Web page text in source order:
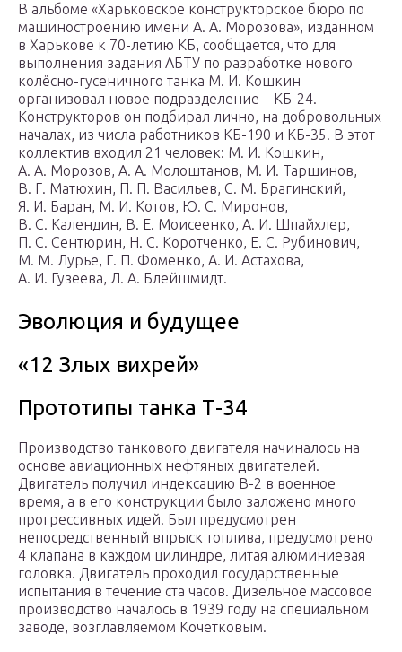
В альбоме «Харьковское конструкторское бюро по
машиностроению имени А. А. Морозова», изданном
в Харькове к 70-летию КБ, сообщается, что для
выполнения задания АБТУ по разработке нового
колёсно-гусеничного танка М. И. Кошкин
организовал новое подразделение – КБ-24.
Конструкторов он подбирал лично, на добровольных
началах, из числа работников КБ-190 и КБ-35. В этот
коллектив входил 21 человек: М. И. Кошкин,
А. А. Морозов, А. А. Молоштанов, М. И. Таршинов,
В. Г. Матюхин, П. П. Васильев, С. М. Брагинский,
Я. И. Баран, М. И. Котов, Ю. С. Миронов,
В. С. Календин, В. Е. Моисеенко, А. И. Шпайхлер,
П. С. Сентюрин, Н. С. Коротченко, Е. С. Рубинович,
М. М. Лурье, Г. П. Фоменко, А. И. Астахова,
А. И. Гузеева, Л. А. Блейшмидт.
Эволюция и будущее
«12 Злых вихрей»
Прототипы танка Т-34
Производство танкового двигателя начиналось на
основе авиационных нефтяных двигателей.
Двигатель получил индексацию В-2 в военное
время, а в его конструкции было заложено много
прогрессивных идей. Был предусмотрен
непосредственный впрыск топлива, предусмотрено
4 клапана в каждом цилиндре, литая алюминиевая
головка. Двигатель проходил государственные
испытания в течение ста часов. Дизельное массовое
производство началось в 1939 году на специальном
заводе, возглавляемом Кочетковым.